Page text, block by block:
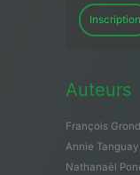
Inscription
Auteurs
François
Annie Tanguay
Nathanaël